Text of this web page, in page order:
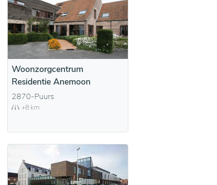
Woonzorgcentrum
Residentie Anemoon
2870-Puurs
+8 km